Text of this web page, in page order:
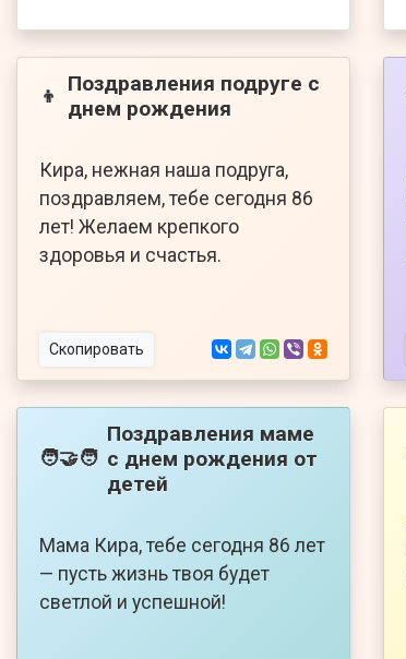
👦
Поздравления подруге с
днем рождения
Кира, нежная наша подруга,
поздравляем, тебе сегодня 86
лет! Желаем крепкого
здоровья и счастья.
Скопировать
🧑‍🤝‍🧑
Поздравления маме
с днем рождения от
детей
Мама Кира, тебе сегодня 86 лет
— пусть жизнь твоя будет
светлой и успешной!